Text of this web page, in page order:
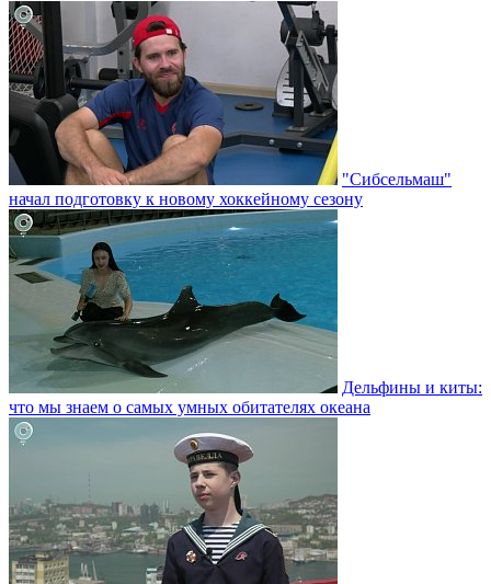
"Сибсельмаш"
начал подготовку к новому хоккейному сезону
Дельфины и киты:
что мы знаем о самых умных обитателях океана